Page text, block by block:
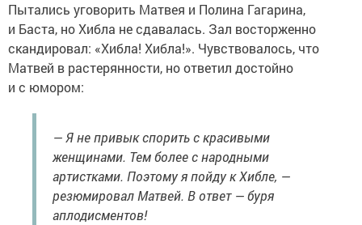
Пытались уговорить Матвея и Полина Гагарина,
и Баста, но Хибла не сдавалась. Зал восторженно
скандировал: «Хибла! Хибла!». Чувствовалось, что
Матвей в растерянности, но ответил достойно
и с юмором:
— Я не привык спорить с красивыми
женщинами. Тем более с народными
артистками. Поэтому я пойду к Хибле, —
резюмировал Матвей. В ответ — буря
аплодисментов!